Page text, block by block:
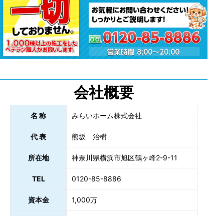
会社概要
名 称 みらいホーム株式会社
代 表 熊坂 治樹
所在地 神奈川県横浜市旭区鶴ヶ峰2-9-11
TEL 0120-85-8886
資本金 1,000万